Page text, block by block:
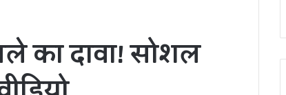
का दावा! सोशल